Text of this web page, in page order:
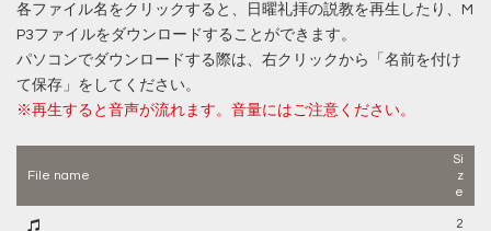
各ファイル名をクリックすると、日曜礼拝の説教を再生したり、M
P3ファイルをダウンロードすることができます。
パソコンでダウンロードする際は、右クリックから「名前を付け
て保存」をしてください。
※再生すると音声が流れます。音量にはご注意ください。
File name
Si
z
e
2